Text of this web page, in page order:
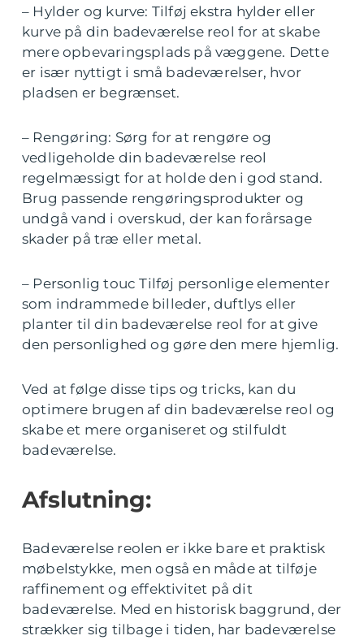
– Hylder og kurve: Tilføj ekstra hylder eller
kurve på din badeværelse reol for at skabe
mere opbevaringsplads på væggene. Dette
er især nyttigt i små badeværelser, hvor
pladsen er begrænset.
– Rengøring: Sørg for at rengøre og
vedligeholde din badeværelse reol
regelmæssigt for at holde den i god stand.
Brug passende rengøringsprodukter og
undgå vand i overskud, der kan forårsage
skader på træ eller metal.
– Personlig touc Tilføj personlige elementer
som indrammede billeder, duftlys eller
planter til din badeværelse reol for at give
den personlighed og gøre den mere hjemlig.
Ved at følge disse tips og tricks, kan du
optimere brugen af din badeværelse reol og
skabe et mere organiseret og stilfuldt
badeværelse.
Afslutning:
Badeværelse reolen er ikke bare et praktisk
møbelstykke, men også en måde at tilføje
raffinement og effektivitet på dit
badeværelse. Med en historisk baggrund, der
strækker sig tilbage i tiden, har badeværelse